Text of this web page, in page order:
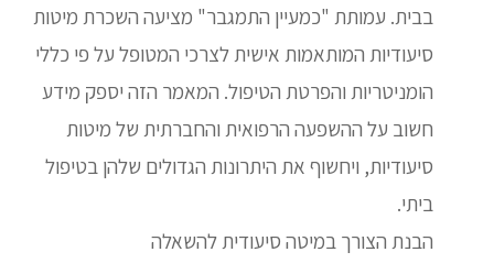
בבית. עמותת "כמעיין התמגבר" מציעה השכרת מיטות
סיעודיות המותאמות אישית לצרכי המטופל על פי כללי
הומניטריות והפרטת הטיפול. המאמר הזה יספק מידע
חשוב על ההשפעה הרפואית והחברתית של מיטות
סיעודיות, ויחשוף את היתרונות הגדולים שלהן בטיפול
ביתי.
הבנת הצורך במיטה סיעודית להשאלה